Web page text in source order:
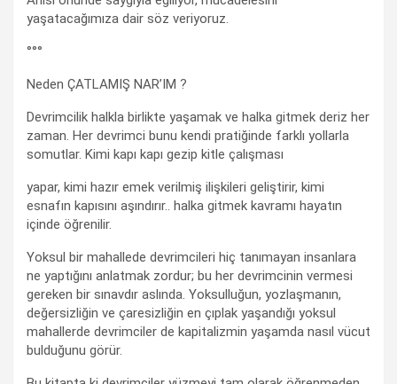
yaşatacağımıza dair söz veriyoruz.
°°°
Neden ÇATLAMIŞ NAR’IM ?
Devrimcilik halkla birlikte yaşamak ve halka gitmek deriz her
zaman. Her devrimci bunu kendi pratiğinde farklı yollarla
somutlar. Kimi kapı kapı gezip kitle çalışması
yapar, kimi hazır emek verilmiş ilişkileri geliştirir, kimi
esnafın kapısını aşındırır.. halka gitmek kavramı hayatın
içinde öğrenilir.
Yoksul bir mahallede devrimcileri hiç tanımayan insanlara
ne yaptığını anlatmak zordur; bu her devrimcinin vermesi
gereken bir sınavdır aslında. Yoksulluğun, yozlaşmanın,
değersizliğin ve çaresizliğin en çıplak yaşandığı yoksul
mahallerde devrimciler de kapitalizmin yaşamda nasıl vücut
bulduğunu görür.